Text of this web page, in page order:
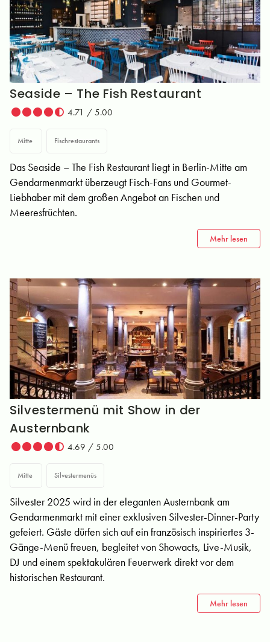
Seaside – The Fish Restaurant
4.71 / 5.00
Mitte Fischrestaurants
Das Seaside – The Fish Restaurant liegt in Berlin-Mitte am
Gendarmenmarkt überzeugt Fisch-Fans und Gourmet-
Liebhaber mit dem großen Angebot an Fischen und
Meeresfrüchten.
Mehr lesen
Silvestermenü mit Show in der
Austernbank
4.69 / 5.00
Mitte Silvestermenüs
Silvester 2025 wird in der eleganten Austernbank am
Gendarmenmarkt mit einer exklusiven Silvester-Dinner-Party
gefeiert. Gäste dürfen sich auf ein französisch inspiriertes 3-
Gänge-Menü freuen, begleitet von Showacts, Live-Musik,
DJ und einem spektakulären Feuerwerk direkt vor dem
historischen Restaurant.
Mehr lesen